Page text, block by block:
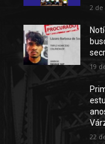
2 de
19
22